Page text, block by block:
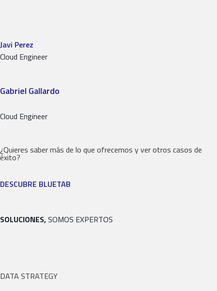
Javi Perez
Cloud Engineer
Gabriel Gallardo
Cloud Engineer
¿Quieres saber más de lo que ofrecemos y ver otros casos de
éxito?
DESCUBRE BLUETAB
SOLUCIONES,SOMOS EXPERTOS
DATA STRATEGY